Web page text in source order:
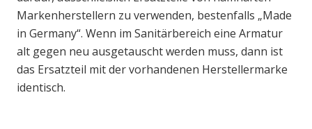
Markenherstellern zu verwenden, bestenfalls „Made
in Germany“. Wenn im Sanitärbereich eine Armatur
alt gegen neu ausgetauscht werden muss, dann ist
das Ersatzteil mit der vorhandenen Herstellermarke
identisch.